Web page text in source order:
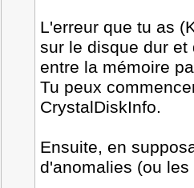
L'erreur que tu as
sur le disque dur
entre la mémoire
Tu peux
CrystalDiskInfo.
Ensuite, en
d'anomalies (ou